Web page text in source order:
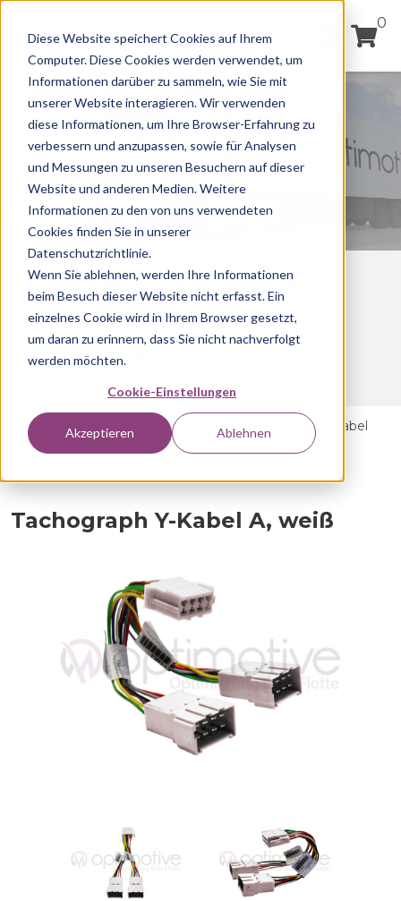
Diese Website speichert Cookies auf Ihrem
Computer. Diese Cookies werden verwendet, um
Informationen darüber zu sammeln, wie Sie mit
unserer Website interagieren. Wir verwenden
diese Informationen, um Ihre Browser-Erfahrung zu
verbessern und anzupassen, sowie für Analysen
und Messungen zu unseren Besuchern auf dieser
Website und anderen Medien. Weitere
Informationen zu den von uns verwendeten
Cookies finden Sie in unserer
Datenschutzrichtlinie.
Wenn Sie ablehnen, werden Ihre Informationen
beim Besuch dieser Website nicht erfasst. Ein
einzelnes Cookie wird in Ihrem Browser gesetzt,
um daran zu erinnern, dass Sie nicht nachverfolgt
werden möchten.
Cookie-Einstellungen
Akzeptieren Ablehnen
0
WEBSHOP
Optimotive Digitalflotte
Alle Produkte Ortung
Home > Alle Produkte > Zubehör > Tachograph Y-Kabel
A, weiß
Tachograph Y-Kabel A, weiß